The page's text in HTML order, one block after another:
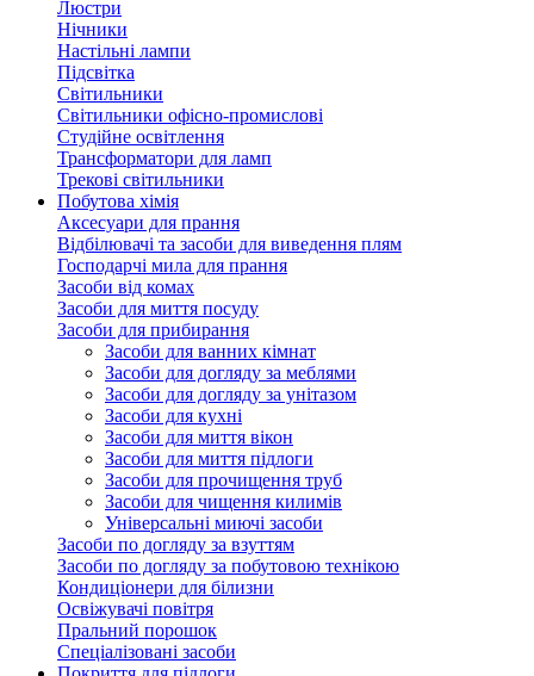
Люстри
Нічники
Настільні лампи
Підсвітка
Світильники
Світильники офісно-промислові
Студійне освітлення
Трансформатори для ламп
Трекові світильники
Побутова хімія
Аксесуари для прання
Відбілювачі та засоби для виведення плям
Господарчі мила для прання
Засоби від комах
Засоби для миття посуду
Засоби для прибирання
Засоби для ванних кімнат
Засоби для догляду за меблями
Засоби для догляду за унітазом
Засоби для кухні
Засоби для миття вікон
Засоби для миття підлоги
Засоби для прочищення труб
Засоби для чищення килимів
Універсальні миючі засоби
Засоби по догляду за взуттям
Засоби по догляду за побутовою технікою
Кондиціонери для білизни
Освіжувачі повітря
Пральний порошок
Спеціалізовані засоби